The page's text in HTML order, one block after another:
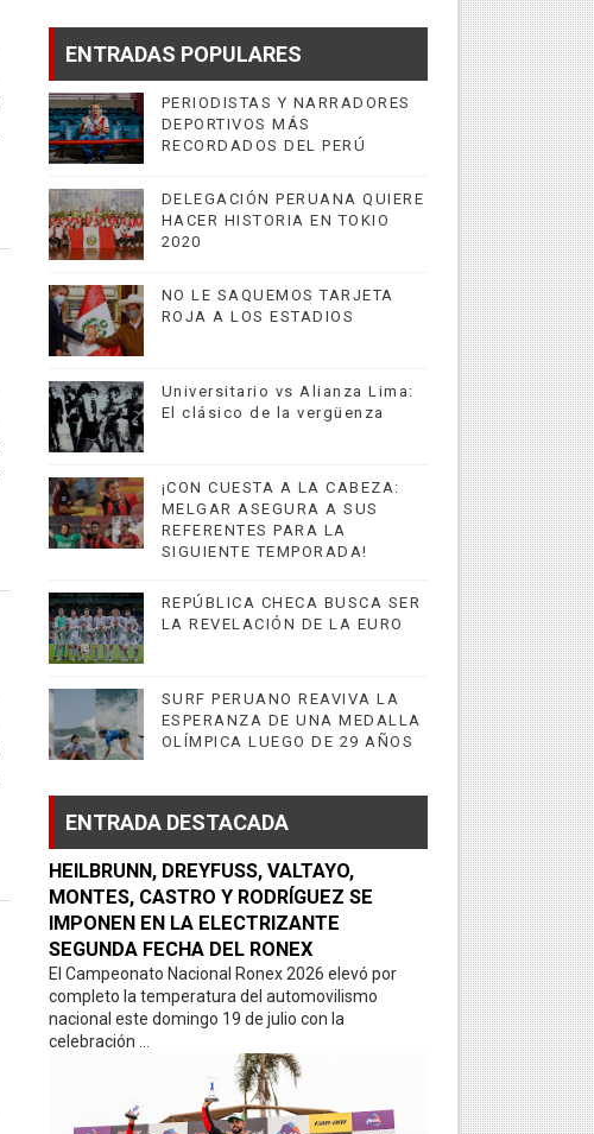
ENTRADAS POPULARES
PERIODISTAS Y NARRADORES
DEPORTIVOS MÁS
RECORDADOS DEL PERÚ
DELEGACIÓN PERUANA QUIERE
HACER HISTORIA EN TOKIO
2020
NO LE SAQUEMOS TARJETA
ROJA A LOS ESTADIOS
Universitario vs Alianza Lima:
El clásico de la vergüenza
¡CON CUESTA A LA CABEZA:
MELGAR ASEGURA A SUS
REFERENTES PARA LA
SIGUIENTE TEMPORADA!
REPÚBLICA CHECA BUSCA SER
LA REVELACIÓN DE LA EURO
SURF PERUANO REAVIVA LA
ESPERANZA DE UNA MEDALLA
OLÍMPICA LUEGO DE 29 AÑOS
ENTRADA DESTACADA
HEILBRUNN, DREYFUSS, VALTAYO,
MONTES, CASTRO Y RODRÍGUEZ SE
IMPONEN EN LA ELECTRIZANTE
SEGUNDA FECHA DEL RONEX
El Campeonato Nacional Ronex 2026 elevó por
completo la temperatura del automovilismo
nacional este domingo 19 de julio con la
celebración ...